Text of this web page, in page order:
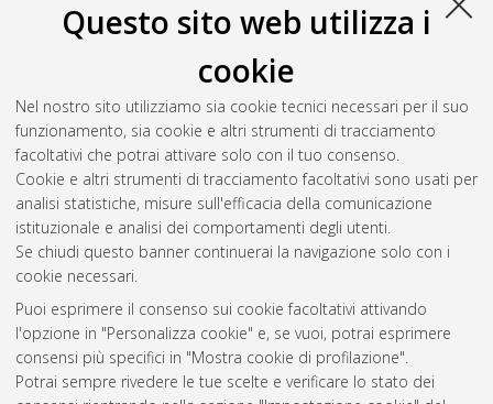
Questo sito web utilizza i
cookie
Nel nostro sito utilizziamo sia cookie tecnici necessari per il suo
funzionamento, sia cookie e altri strumenti di tracciamento
facoltativi che potrai attivare solo con il tuo consenso.
Cookie e altri strumenti di tracciamento facoltativi sono usati per
analisi statistiche, misure sull'efficacia della comunicazione
istituzionale e analisi dei comportamenti degli utenti.
Se chiudi questo banner continuerai la navigazione solo con i
cookie necessari.
Puoi esprimere il consenso sui cookie facoltativi attivando
l'opzione in "Personalizza cookie" e, se vuoi, potrai esprimere
consensi più specifici in "Mostra cookie di profilazione".
Potrai sempre rivedere le tue scelte e verificare lo stato dei
Vedi altre statistiche
Gestione del documento:
Atom
AMS Acta
ISSN: 2038-7954
re3data.org -
doi.org/10.17616/R3P19R